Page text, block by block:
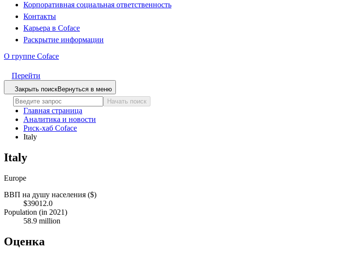
Корпоративная социальная ответственность
Контакты
Карьера в Coface
Раскрытие информации
О группе Coface
Перейти
Закрыть поискВернуться в меню
Начать поиск
Главная страница
Аналитика и новости
Риск-хаб Coface
Italy
Italy
Europe
ВВП на душу населения ($)
$39012.0
Population (in 2021)
58.9 million
Оценка